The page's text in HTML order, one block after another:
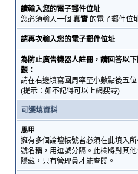
請輸入您的電子郵件位址
您必須輸入一個 真實的電子郵件位
請再次輸入您的電子郵件位址
為防止廣告機器人註冊，請回答以下
題：
請在右邊填寫圓周率至小數點後五位
(提示：如不記得可以上網搜尋)
可選填資料
馬甲
擁有多個論壇帳號者必須在此填入所
號名稱，用逗號分隔。此欄將對其他
隱藏，只有管理員才能查閱。